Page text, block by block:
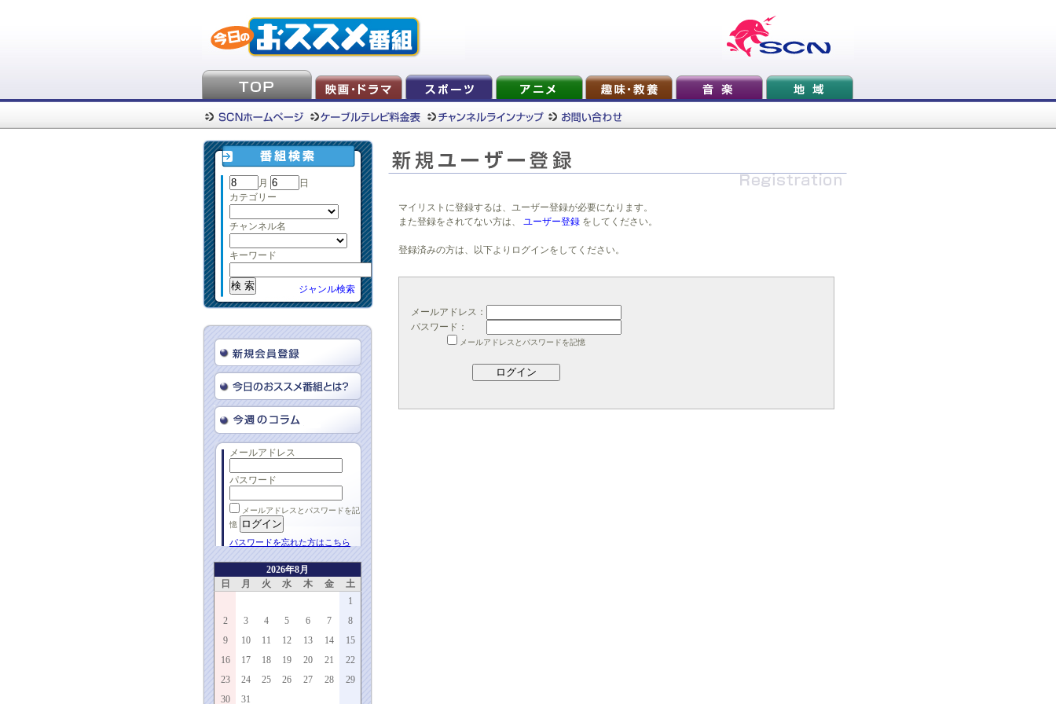
月
日
カテゴリー
チャンネル名
キーワード
ジャンル検索
メールアドレス
パスワード
メールアドレスとパスワードを記
憶
パスワードを忘れた方はこちら
2026年8月
日
月 火 水 木 金
土
1
2
3 4 5 6 7
8
9
10 11 12 13 14
15
16
17 18 19 20 21
22
23
24 25 26 27 28
29
30
31
マイリストに登録するは、ユーザー登録が必要になります。
また登録をされてない方は、
ユーザー登録 をしてください。
登録済みの方は、以下よりログインをしてください。
メールアドレス：
パスワード：
メールアドレスとパスワードを記憶